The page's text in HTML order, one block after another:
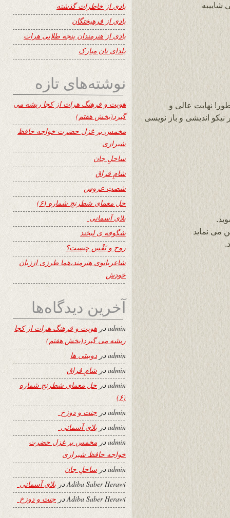
شاییبه
نهایت عالی و
اندیشی و باز نویسی
می نماید
یادی از خاطرات گذشته
یادی از فرهیختگان
یادی از هنرمندان پنجه طلایی هرات
یلدای تان مبارک
نوشته‌های تازه
هویت و فرهنگ هرات از کجا ریشه می
گیرد(بخش هفتم)
مخمس بر غزل حضرت خواجه حافظ
شیرازی
ساحلِ جان
شامِ فراق
شصتِ عروس
حل معمای شطرنج شماره (۶)
بلای آسمانی
شگوفه ى لبخند
روح و نَفْس چیست؟
شاعربانوی هنرمند،هما طرزی اززبان
خودش
آخرین دیدگاه‌ها
adminدر هویت و فرهنگ هرات از کجا
ریشه می گیرد(بخش هفتم)
admin دردوبیتی ها
adminدر شامِ فراق
adminدر حل معمای شطرنج شماره
(۶)
adminدر جنت و دوزخ
adminدر بلای آسمانی
adminدر مخمس بر غزل حضرت
خواجه حافظ شیرازی
adminدر ساحلِ جان
Adiba Saber Herawiدر بلای آسمانی
Adiba Saber Herawiدر جنت و دوزخ